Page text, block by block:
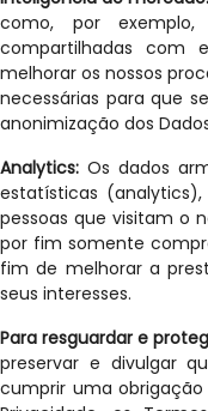
como, por
compartilhadas com
melhorar os nossos
necessárias para que
anonimização dos
Analytics: Os dados
estatísticas
pessoas que visitam o
por fim somente
fim de melhorar a
seus interesses.
Para resguardar e
preservar e divulgar
cumprir uma